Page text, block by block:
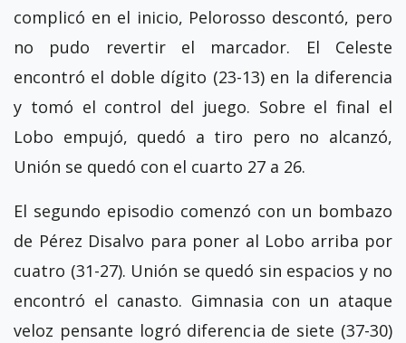
complicó en el inicio, Pelorosso descontó, pero
no pudo revertir el marcador. El Celeste
encontró el doble dígito (23-13) en la diferencia
y tomó el control del juego. Sobre el final el
Lobo empujó, quedó a tiro pero no alcanzó,
Unión se quedó con el cuarto 27 a 26.
El segundo episodio comenzó con un bombazo
de Pérez Disalvo para poner al Lobo arriba por
cuatro (31-27). Unión se quedó sin espacios y no
encontró el canasto. Gimnasia con un ataque
veloz pensante logró diferencia de siete (37-30)